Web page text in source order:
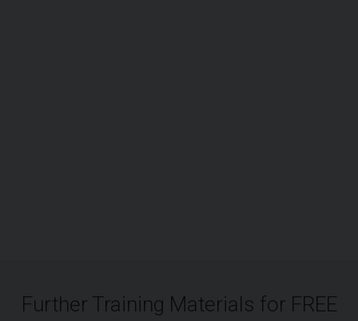
Further Training Materials for FREE